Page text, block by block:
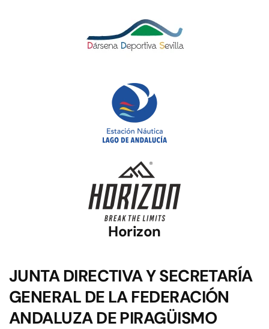
Horizon
JUNTA DIRECTIVA Y SECRETARÍA
GENERAL DE LA FEDERACIÓN
ANDALUZA DE PIRAGÜISMO